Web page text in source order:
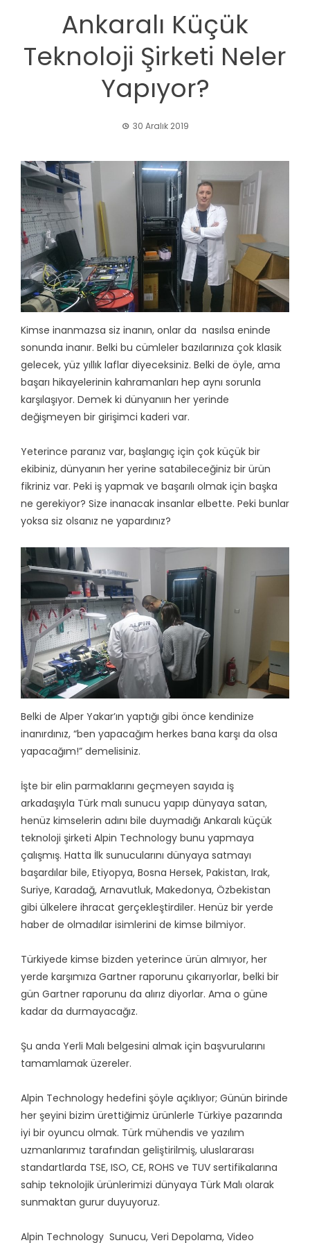
Ankaralı Küçük
Teknoloji Şirketi Neler
Yapıyor?
30 Aralık 2019
Kimse inanmazsa siz inanın, onlar da nasılsa eninde
sonunda inanır. Belki bu cümleler bazılarınıza çok klasik
gelecek, yüz yıllık laflar diyeceksiniz. Belki de öyle, ama
başarı hikayelerinin kahramanları hep aynı sorunla
karşılaşıyor. Demek ki dünyanıın her yerinde
değişmeyen bir girişimci kaderi var.
Yeterince paranız var, başlangıç için çok küçük bir
ekibiniz, dünyanın her yerine satabileceğiniz bir ürün
fikriniz var. Peki iş yapmak ve başarılı olmak için başka
ne gerekiyor? Size inanacak insanlar elbette. Peki bunlar
yoksa siz olsanız ne yapardınız?
Belki de Alper Yakar’ın yaptığı gibi önce kendinize
inanırdınız, “ben yapacağım herkes bana karşı da olsa
yapacağım!” demelisiniz.
İşte bir elin parmaklarını geçmeyen sayıda iş
arkadaşıyla Türk malı sunucu yapıp dünyaya satan,
henüz kimselerin adını bile duymadığı Ankaralı küçük
teknoloji şirketi Alpin Technology bunu yapmaya
çalışmış. Hatta İlk sunucularını dünyaya satmayı
başardılar bile, Etiyopya, Bosna Hersek, Pakistan, Irak,
Suriye, Karadağ, Arnavutluk, Makedonya, Özbekistan
gibi ülkelere ihracat gerçekleştirdiler. Henüz bir yerde
haber de olmadılar isimlerini de kimse bilmiyor.
Türkiyede kimse bizden yeterince ürün almıyor, her
yerde karşımıza Gartner raporunu çıkarıyorlar, belki bir
gün Gartner raporunu da alırız diyorlar. Ama o güne
kadar da durmayacağız.
Şu anda Yerli Malı belgesini almak için başvurularını
tamamlamak üzereler.
Alpin Technology hedefini şöyle açıklıyor; Günün birinde
her şeyini bizim ürettiğimiz ürünlerle Türkiye pazarında
iyi bir oyuncu olmak. Türk mühendis ve yazılım
uzmanlarımız tarafından geliştirilmiş, uluslararası
standartlarda TSE, ISO, CE, ROHS ve TUV sertifikalarına
sahip teknolojik ürünlerimizi dünyaya Türk Malı olarak
sunmaktan gurur duyuyoruz.
Alpin Technology Sunucu, Veri Depolama, Video